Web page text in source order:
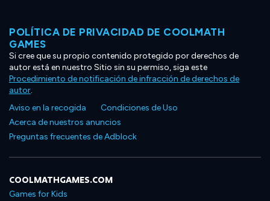
POLÍTICA DE PRIVACIDAD DE COOLMATH
GAMES
Si cree que su propio contenido protegido por derechos de
autor está en nuestro Sitio sin su permiso, siga este
Procedimiento de notificación de infracción de derechos de
autor.
Aviso en la recogida
Condiciones de Uso
Acerca de nuestros anuncios
Preguntas frecuentes de Adblock
COOLMATHGAMES.COM
Games for Kids